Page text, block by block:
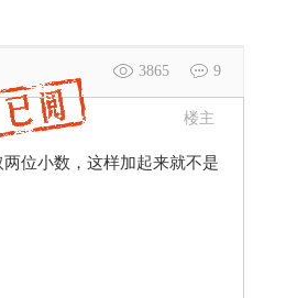
3865 9
楼主
位小数，这样加起来就不是